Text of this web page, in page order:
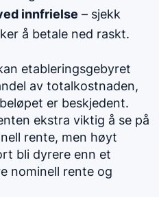
innfrielse – sjekk
å betale ned raskt.
etableringsgebyret
av totalkostnaden,
er beskjedent.
ekstra viktig å se på
rente, men høyt
bli dyrere enn et
nominell rente og